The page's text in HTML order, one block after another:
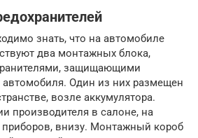
знать, что на автомобиле
два монтажных блока,
защищающими
автомобиля. Один из них размещен
возле аккумулятора.
производителя в салоне, на
приборов, внизу. Монтажный короб